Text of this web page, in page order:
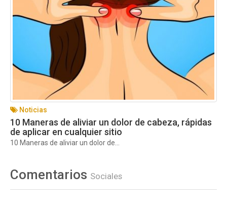
Noticias
10 Maneras de aliviar un dolor de cabeza, rápidas
de aplicar en cualquier sitio
10 Maneras de aliviar un dolor de...
Comentarios Sociales